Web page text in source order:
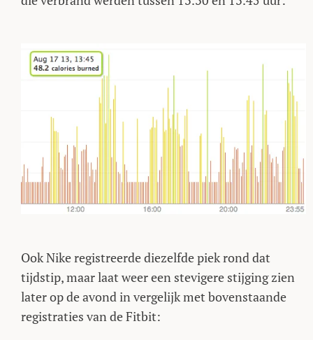
Ook Nike registreerde diezelfde piek rond dat
tijdstip, maar laat weer een stevigere stijging zien
later op de avond in vergelijk met bovenstaande
registraties van de Fitbit: